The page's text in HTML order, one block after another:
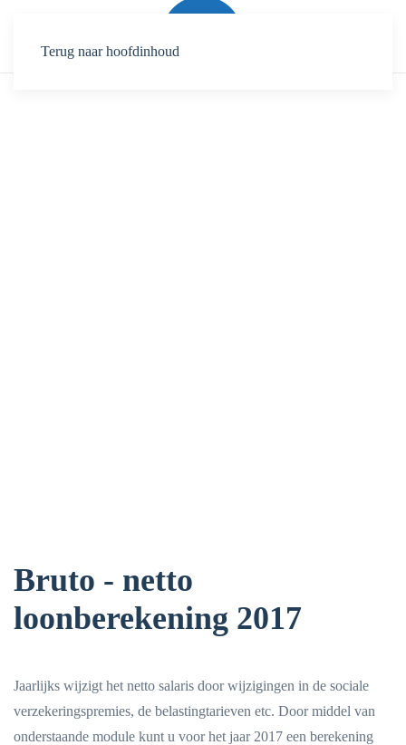
Terug naar hoofdinhoud
Bruto - netto
loonberekening 2017
Jaarlijks wijzigt het netto salaris door wijzigingen in de sociale
verzekeringspremies, de belastingtarieven etc. Door middel van
onderstaande module kunt u voor het jaar 2017 een berekening